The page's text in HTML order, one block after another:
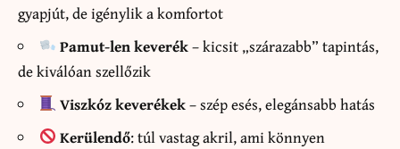
gyapjút, de igénylik a komfortot
Pamut-len keverék– kicsit „szárazabb” tapintás,
de kiválóan szellőzik
Viszkóz keverékek– szép esés, elegánsabb hatás
Kerülendő: túl vastag akril, ami könnyen